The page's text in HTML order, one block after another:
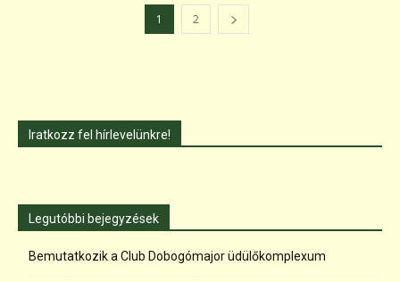
1 2
Iratkozz fel hírlevelünkre!
Legutóbbi bejegyzések
Bemutatkozik a Club Dobogómajor üdülőkomplexum